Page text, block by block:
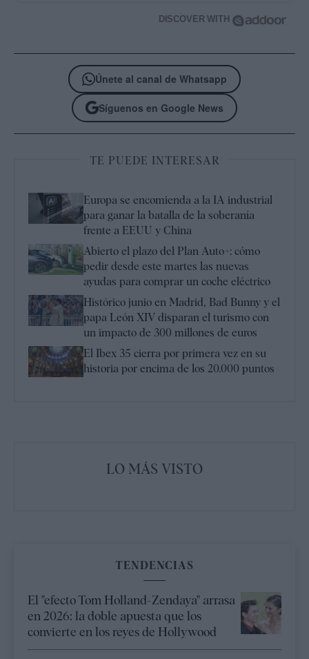
DISCOVER WITH
Únete al canal de Whatsapp
Síguenos en Google News
TE PUEDE INTERESAR
Europa se encomienda a la IA industrial
para ganar la batalla de la soberanía
frente a EEUU y China
Abierto el plazo del Plan Auto+: cómo
pedir desde este martes las nuevas
ayudas para comprar un coche eléctrico
Histórico junio en Madrid, Bad Bunny y el
papa León XIV disparan el turismo con
un impacto de 300 millones de euros
El Ibex 35 cierra por primera vez en su
historia por encima de los 20.000 puntos
LO MÁS VISTO
TENDENCIAS
El "efecto Tom Holland-Zendaya" arrasa
en 2026: la doble apuesta que los
convierte en los reyes de Hollywood